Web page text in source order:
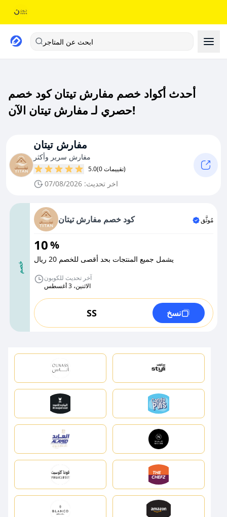
ابحث عن المتاجر
أحدث أكواد خصم مفارش تيتان كود خصم
حصري لـ مفارش تيتان الآن!
مفارش تيتان
مفارش سرير وأكثر
5.0 (0 تقييمات)
اخر تحديث: 07/08/2026
خصم
كود خصم مفارش تيتان مُوثَّق
10%
يشمل جميع المنتجات بحد أقصى للخصم 20 ريال
آخر تحديث للكوبون
الاثنين، 3 أغسطس
SS نسخ